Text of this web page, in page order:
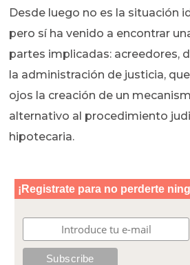
Desde luego no es la situación
pero sí ha venido a encontrar
partes implicadas: acreedores,
la administración de justicia,
ojos la creación de un
alternativo al procedimiento
hipotecaria.